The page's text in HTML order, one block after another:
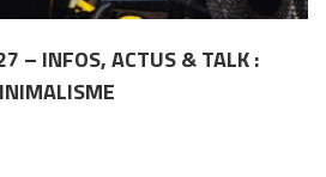
– INFOS, ACTUS & TALK :